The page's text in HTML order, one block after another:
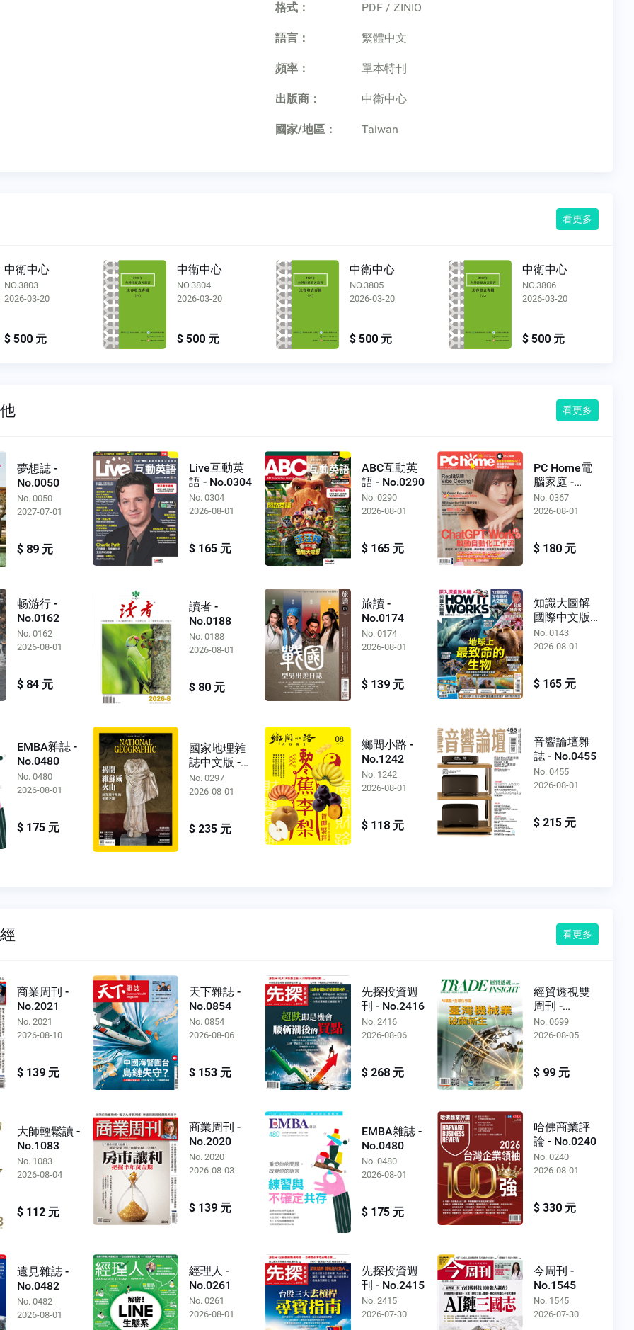
格式： PDF / ZINIO
語言： 繁體中文
頻率： 單本特刊
出版商： 中衛中心
國家/地區： Taiwan
看更多
中衛中心
NO.3803
2026-03-20
$ 500 元
中衛中心
NO.3804
2026-03-20
$ 500 元
中衛中心
NO.3805
2026-03-20
$ 500 元
中衛中心
NO.3806
2026-03-20
$ 500 元
看更多
夢想誌 -
No.0050
No. 0050
2027-07-01
$ 89 元
Live互動英
語 - No.0304
No. 0304
2026-08-01
$ 165 元
ABC互動英
語 - No.0290
No. 0290
2026-08-01
$ 165 元
PC Home電
腦家庭 -
No.0367
No. 0367
2026-08-01
$ 180 元
畅游行 -
No.0162
No. 0162
2026-08-01
$ 84 元
讀者 -
No.0188
No. 0188
2026-08-01
$ 80 元
旅讀 -
No.0174
No. 0174
2026-08-01
$ 139 元
知識大圖解
國際中文版 -
No.0143
No. 0143
2026-08-01
$ 165 元
EMBA雜誌 -
No.0480
No. 0480
2026-08-01
$ 175 元
國家地理雜
誌中文版 -
No.0297
No. 0297
2026-08-01
$ 235 元
鄉間小路 -
No.1242
No. 1242
2026-08-01
$ 118 元
音響論壇雜
誌 - No.0455
No. 0455
2026-08-01
$ 215 元
看更多
商業周刊 -
No.2021
No. 2021
2026-08-10
$ 139 元
天下雜誌 -
No.0854
No. 0854
2026-08-06
$ 153 元
先探投資週
刊 - No.2416
No. 2416
2026-08-06
$ 268 元
經貿透視雙
周刊 -
No.0699
No. 0699
2026-08-05
$ 99 元
大師輕鬆讀 -
No.1083
No. 1083
2026-08-04
$ 112 元
商業周刊 -
No.2020
No. 2020
2026-08-03
$ 139 元
EMBA雜誌 -
No.0480
No. 0480
2026-08-01
$ 175 元
哈佛商業評
論 - No.0240
No. 0240
2026-08-01
$ 330 元
遠見雜誌 -
No.0482
No. 0482
2026-08-01
經理人 -
No.0261
No. 0261
2026-08-01
先探投資週
刊 - No.2415
No. 2415
2026-07-30
今周刊 -
No.1545
No. 1545
2026-07-30